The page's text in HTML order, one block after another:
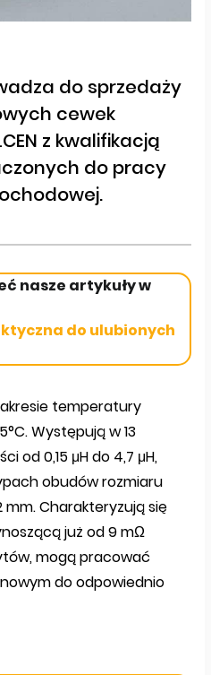
do sprzedaży
cewek
z kwalifikacją
do pracy
nasze artykuły w
do ulubionych
temperatury
Występują w 13
od 0,15 μH do 4,7 μH,
obudów rozmiaru
mm. Charakteryzują się
już od 9 mΩ
mogą pracować
do odpowiednio